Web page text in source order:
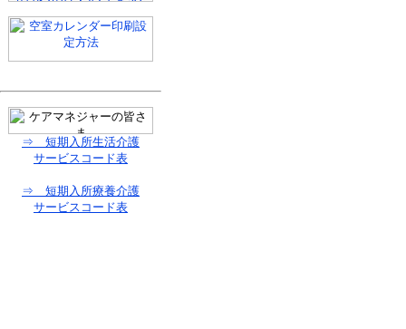
⇒ 短期入所生活介護
サービスコード表
⇒ 短期入所療養介護
サービスコード表